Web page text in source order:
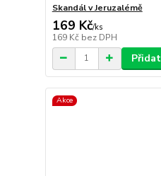
Skandál v Jeruzalémě
169 Kč/ks
169 Kč bez DPH
Akce